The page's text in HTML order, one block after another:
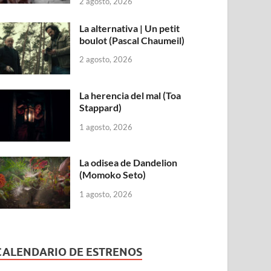
La alternativa | Un petit
boulot (Pascal Chaumeil)
2 agosto, 2026
La herencia del mal (Toa
Stappard)
1 agosto, 2026
La odisea de Dandelion
(Momoko Seto)
1 agosto, 2026
DE ESTRENOS